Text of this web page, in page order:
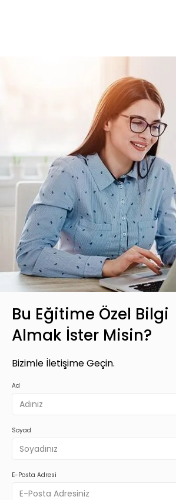
Bu Eğitime Özel Bilgi
Almak İster Misin?
Bizimle İletişime Geçin.
Ad
Soyad
E-Posta Adresi